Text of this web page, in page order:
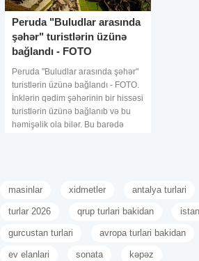
Peruda "Buludlar arasında
şəhər" turistlərin üzünə
bağlandı - FOTO
Peruda "Buludlar arasında şəhər"
turistlərin üzünə bağlandı - FOTO.
İnklərin qədim şəhərinin bir hissəsi
turistlərin üzünə bağlanıb və bu
həmişəlik ola bilər. Bu barədə
masinlar xidmetler antalya turlari
turlar 2026 qrup turlari bakidan
gurcustan turlari avropa turlari bakidan
ev elanlari sonata kəpəz